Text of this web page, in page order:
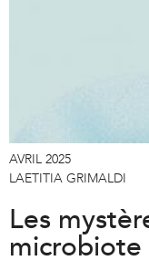
AVRIL 2025
LAETITIA GRIMALDI
Les
microbiote